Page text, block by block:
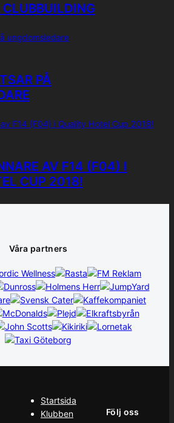
CLUBBUILDING
PÅ
AV F14 (F04) I
CUP 2018!
Våra partners
Startsida
Klubben
Följ oss